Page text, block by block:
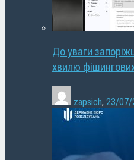
До уваги
хвилю
zapsich, 23/07/